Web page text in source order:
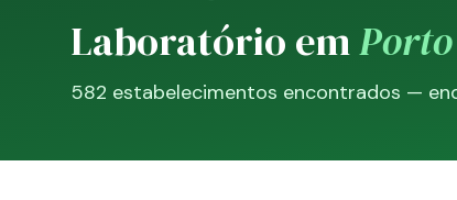
Laboratório em
582 estabelecimentos encontrados —